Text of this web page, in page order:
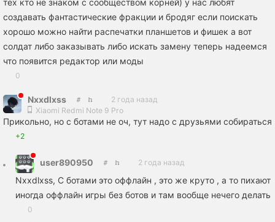
создавать фантастические фракции и бродяг если поискать
хорошо можно найти распечатки планшетов и фишек а вот
солдат либо заказывать либо искать замену теперь надеемся
что появится редактор или моды
0
Nxxdlxss
2 года назад
Xiaomi Redmi Note 9 Pro
Прикольно, но с ботами не оч, тут надо с друзьями собираться
+2
user890950 2 года назад
Nxxdlxss, С ботами это оффлайн , это же круто , а то пихают
иногда оффлайн игры без ботов и там вообще нечего делать
0